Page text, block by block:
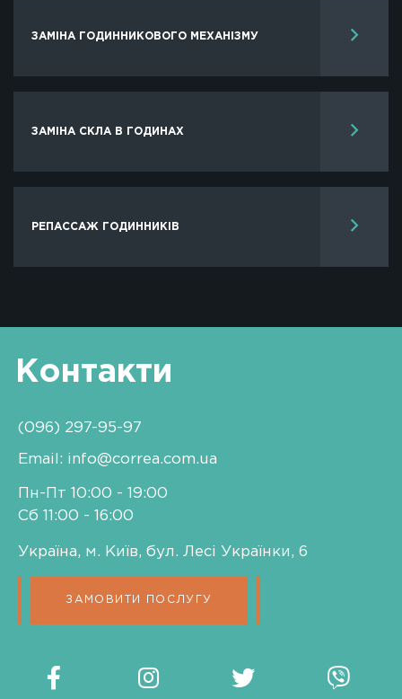
ЗАМІНА ГОДИННИКОВОГО МЕХАНІЗМУ
ЗАМІНА СКЛА В ГОДИНАХ
РЕПАССАЖ ГОДИННИКІВ
Контакти
(096) 297-95-97
Email: info@correa.com.ua
Пн-Пт 10:00 - 19:00
Сб 11:00 - 16:00
Україна, м. Київ, бул. Лесі Українки, 6
ЗАМОВИТИ ПОСЛУГУ